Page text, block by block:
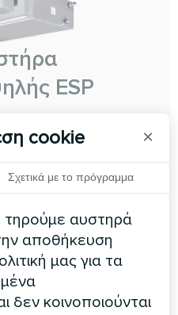
ESP
χρησιμοποιείται συνήθως
μουσεία και
πίεση του αέρα που
fan coil επιτρέπει την
σε ολόκληρο το χώρο,
για τους ενοίκους
... 38,28 kW
8,76 ... 50,95 kW
cookie ×
Σχετικά με το πρόγραμμα
αυστηρά
αποθήκευση
μας για τα
δεν κοινοποιούνται